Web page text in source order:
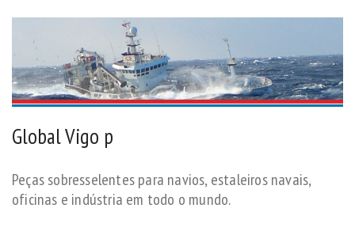
Global Vigo p
Peças sobresselentes para navios, estaleiros navais,
oficinas e indústria em todo o mundo.